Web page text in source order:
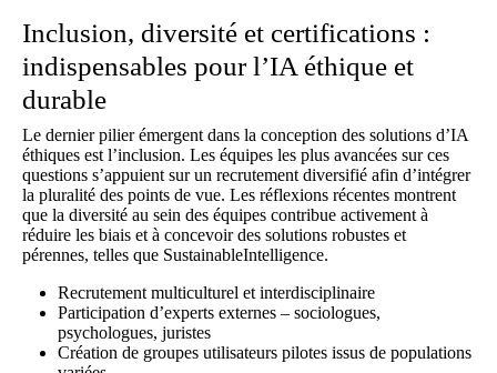
Inclusion, diversité et certifications :
indispensables pour l’IA éthique et
durable
Le dernier pilier émergent dans la conception des solutions d’IA
éthiques est l’inclusion. Les équipes les plus avancées sur ces
questions s’appuient sur un recrutement diversifié afin d’intégrer
la pluralité des points de vue. Les réflexions récentes montrent
que la diversité au sein des équipes contribue activement à
réduire les biais et à concevoir des solutions robustes et
pérennes, telles que SustainableIntelligence.
Recrutement multiculturel et interdisciplinaire
Participation d’experts externes – sociologues,
psychologues, juristes
Création de groupes utilisateurs pilotes issus de populations